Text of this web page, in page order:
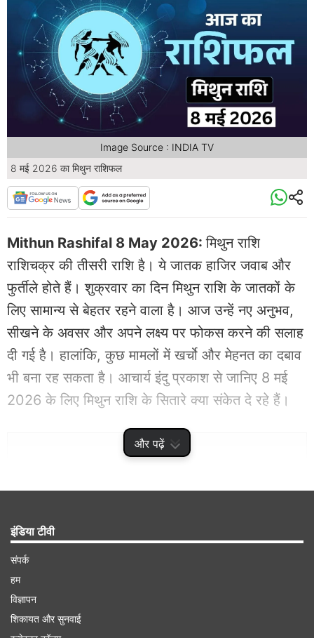
और पढ़ें
8 मई 2026 का मिथुन राशिफल
Image Source : INDIA TV
Mithun Rashifal 8 May 2026:मिथुन राशि
राशिचक्र की तीसरी राशि है। ये जातक हाजिर जवाब और
फुर्तीले होते हैं। शुक्रवार का दिन मिथुन राशि के जातकों के
लिए सामान्य से बेहतर रहने वाला है। आज उन्हें नए अनुभव,
सीखने के अवसर और अपने लक्ष्य पर फोकस करने की सलाह
दी गई है। हालांकि, कुछ मामलों में खर्चो और मेहनत का दबाव
भी बना रह सकता है। आचार्य इंदु प्रकाश से जानिए 8 मई
2026 के लिए मिथुन राशि के सितारे क्या संकेत दे रहे हैं।
Advertisement
इंडिया टीवी
संपर्क
हम
विज्ञापन
शिकायत और सुनवाई